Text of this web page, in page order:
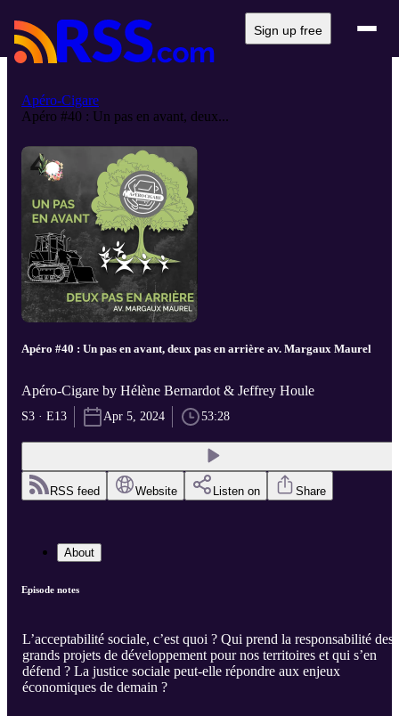
Sign up free
Apéro-Cigare
Apéro #40 : Un pas en avant, deux...
Apéro #40 : Un pas en avant, deux pas en arrière av. Margaux Maurel
Apéro-Cigare by Hélène Bernardot & Jeffrey Houle
S3 · E13 Apr 5, 2024 53:28
RSS feed Website Listen on Share
About
Episode notes
L’acceptabilité sociale, c’est quoi ? Qui prend la responsabilité des
grands projets de développement pour nos territoires et qui s’en
défend ? La justice sociale peut-elle répondre aux enjeux
économiques de demain ?